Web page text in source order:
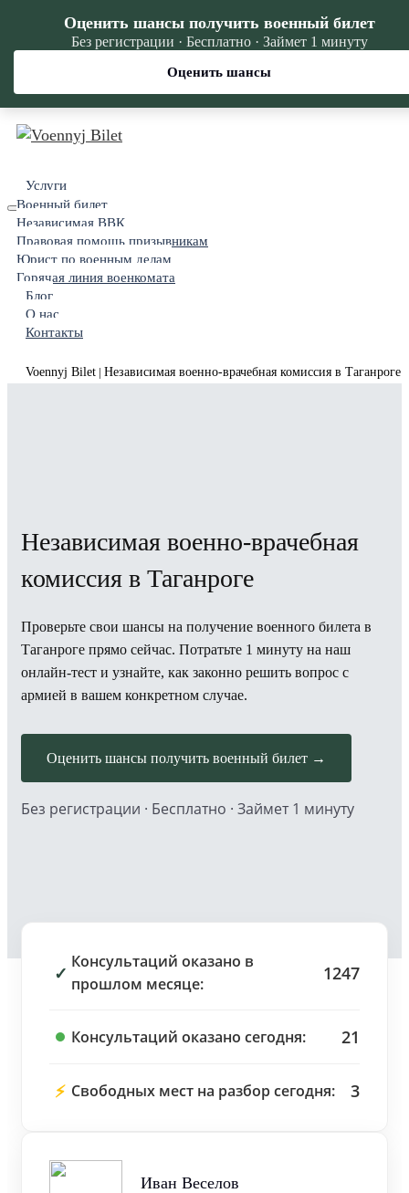
Услуги
Военный билет
Независимая ВВК
Правовая помощь призывникам
Юрист по военным делам
Горячая линия военкомата
Блог
О нас
Контакты
Voennyj Bilet Независимая военно-врачебная комиссия в Таганроге
Независимая военно-врачебная
комиссия в Таганроге
Проверьте свои шансы на получение военного билета в
Таганроге прямо сейчас. Потратьте 1 минуту на наш
онлайн-тест и узнайте, как законно решить вопрос с
армией в вашем конкретном случае.
Оценить шансы получить военный билет →
Без регистрации · Бесплатно · Займет 1 минуту
✓
Консультаций оказано в
прошлом месяце:
1247
Консультаций оказано сегодня: 21
⚡ Свободных мест на разбор сегодня: 3
Иван Веселов
Оценить шансы получить военный билет
Без регистрации · Бесплатно · Займет 1 минуту
Оценить шансы